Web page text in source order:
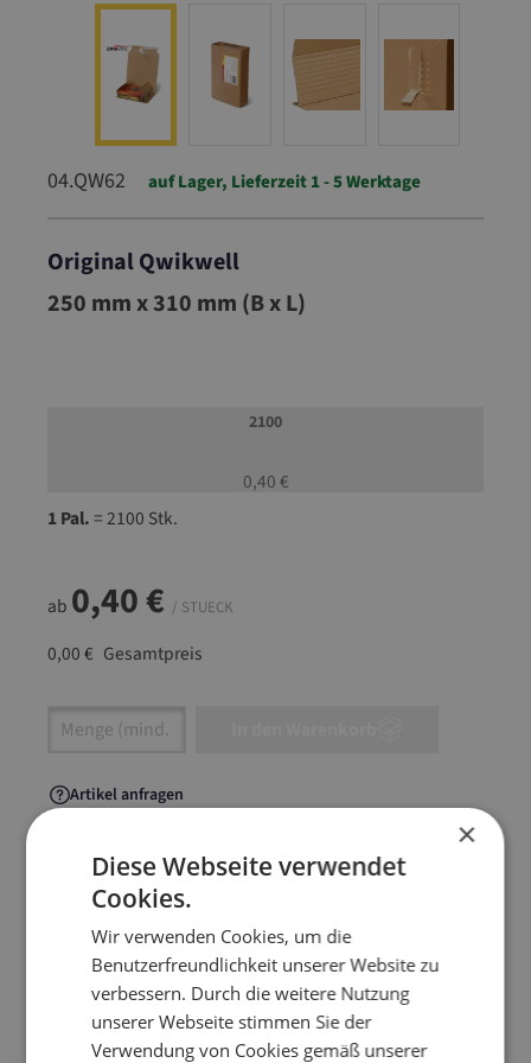
04.QW62 auf Lager, Lieferzeit 1 - 5 Werktage
Original Qwikwell
04.QW62
250 mm x 310 mm (B x L)
2100
0,40 €
1 Pal.= 2100 Stk.
ab 0,40 € / STUECK
0,00 € Gesamtpreis
Artikel Anzahl: Gib den gewünschten Wert
Artikel anfragen
Artikelinformationen
Ob z.B. Bücher, oder Textilien – mit Qwikwell
Wickelverpackung verpackst du alles im
Handumdrehen. Robust, platzsparend und ideal
×
Diese Webseite verwendet
Cookies.
Wir verwenden Cookies, um die
Benutzerfreundlichkeit unserer Website zu
verbessern. Durch die weitere Nutzung
unserer Webseite stimmen Sie der
Verwendung von Cookies gemäß unserer